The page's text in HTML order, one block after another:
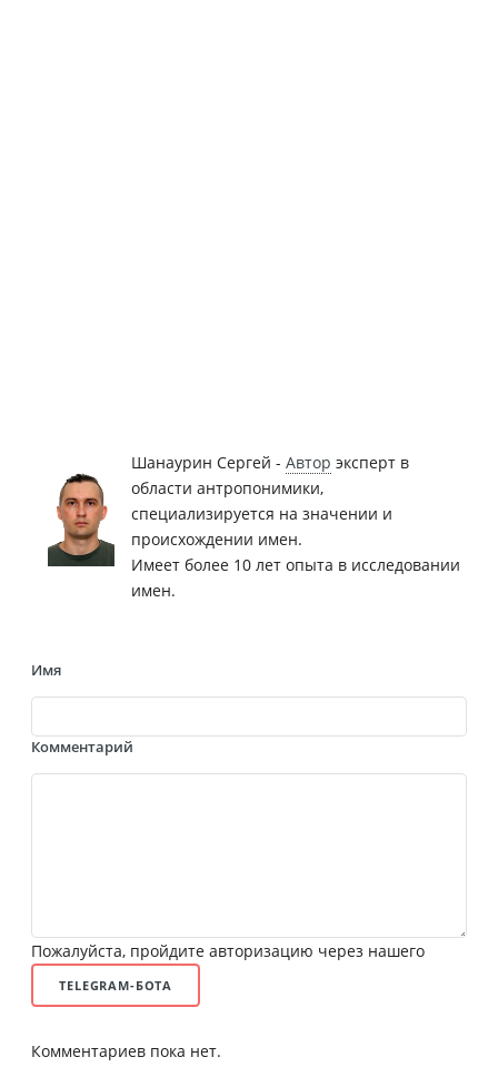
Шанаурин Сергей - Автор эксперт в
области антропонимики,
специализируется на значении и
происхождении имен.
Имеет более 10 лет опыта в исследовании
имен.
Имя
Комментарий
Пожалуйста, пройдите авторизацию через нашего
TELEGRAM-БОТА
Комментариев пока нет.